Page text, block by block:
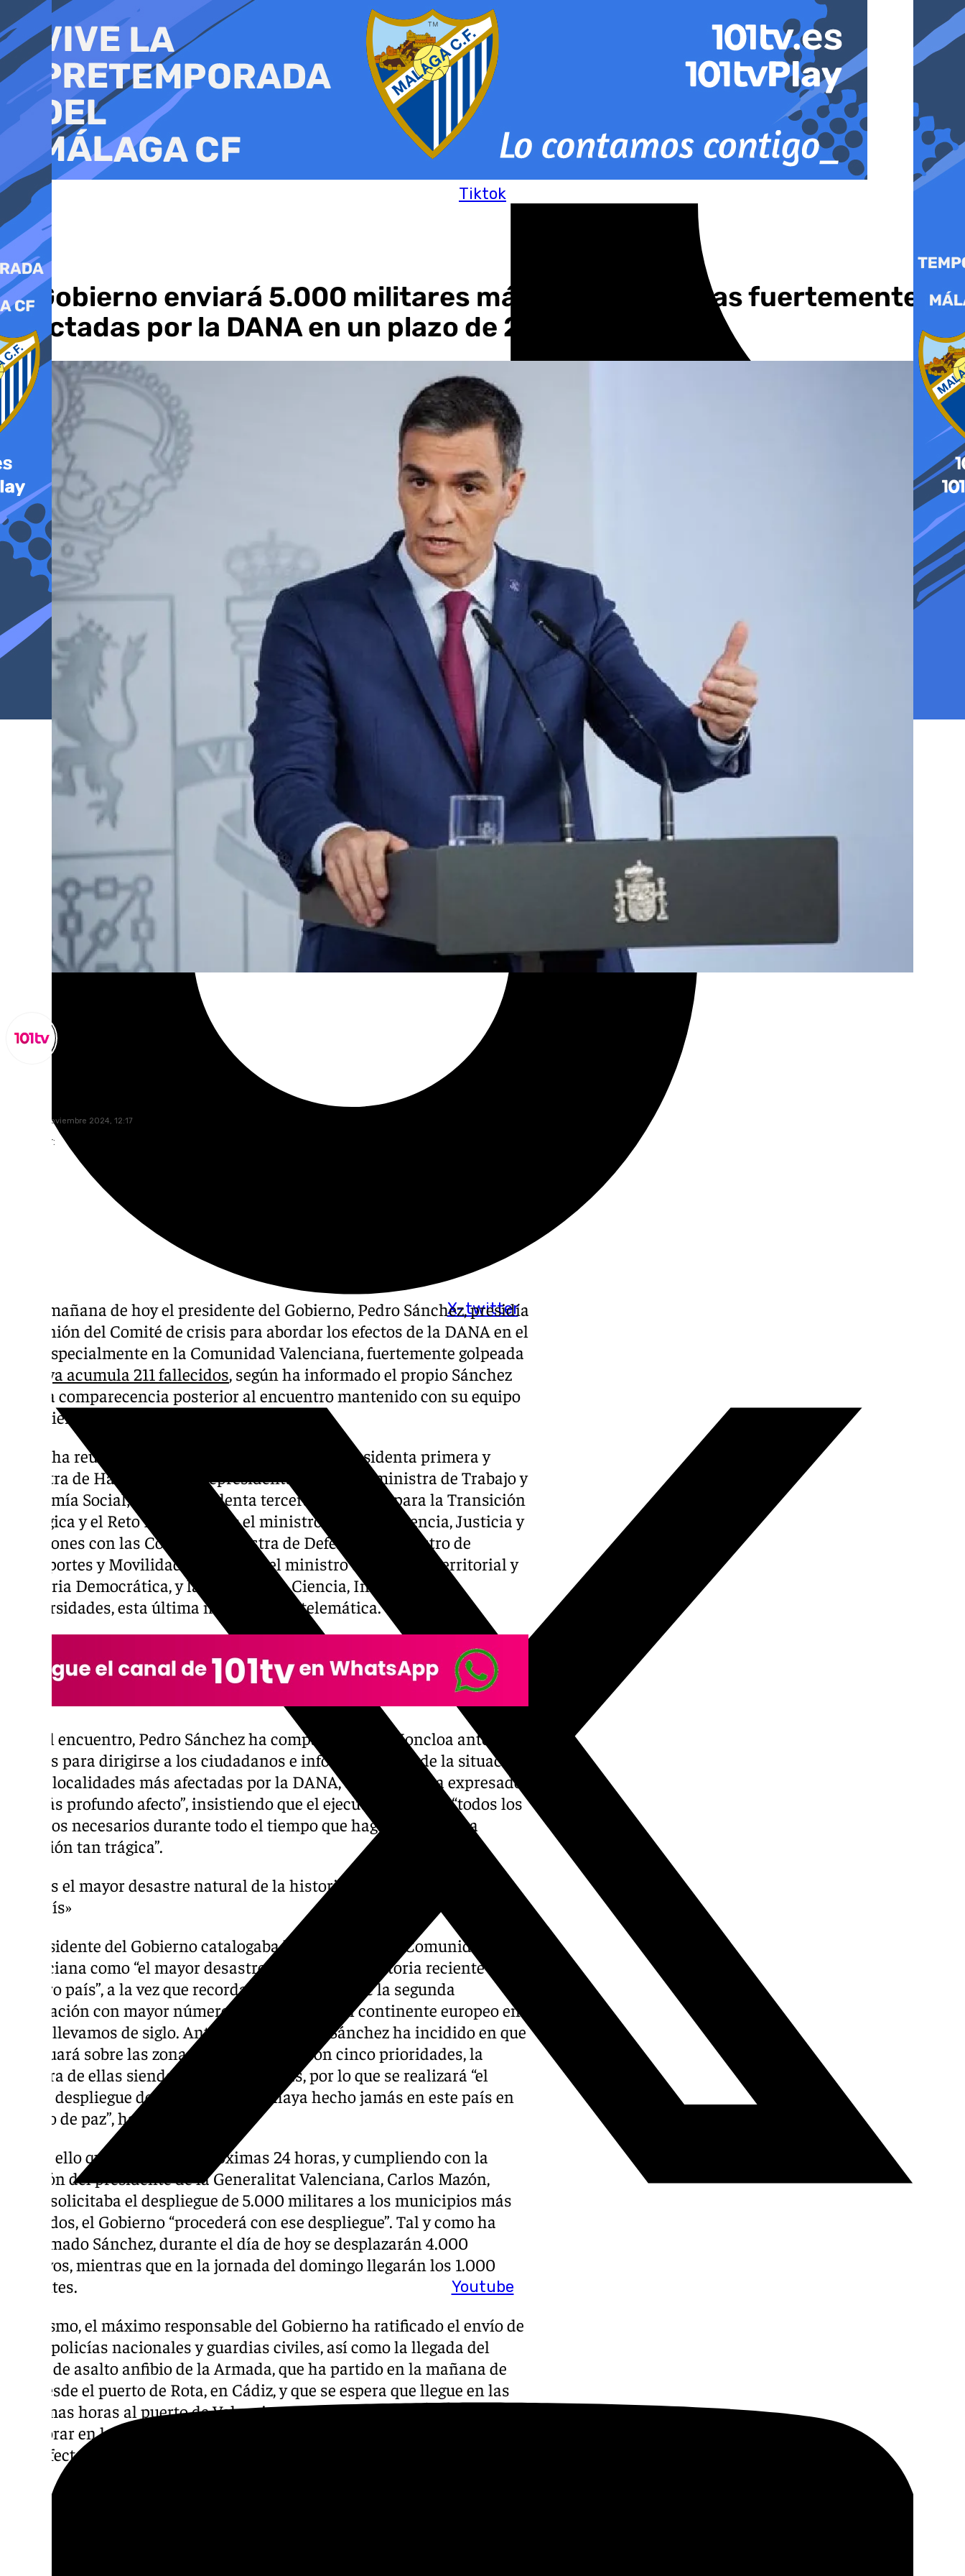
al
contenido
Tiktok
X-twitter
Youtube
El Gobierno enviará 5.000 militares más hasta las zonas fuertemente
afectadas por la DANA en un plazo de 24 horas
sábado, 2 noviembre 2024, 12:17
Compartir:
En la mañana de hoy el presidente del Gobierno, Pedro Sánchez, presidía
la reunión del Comité de crisis para abordar los efectos de la DANA en el
país, especialmente en la Comunidad Valenciana, fuertemente golpeada
ya acumula 211 fallecidos, según ha informado el propio Sánchez
en una comparecencia posterior al encuentro mantenido con su equipo
de gobierno.
En dicha reunión han estado presentes la vicepresidenta primera y
ministra de Hacienda; la vicepresidenta segunda y ministra de Trabajo y
Economía Social; la vicepresidenta tercera y ministra para la Transición
Ecológica y el Reto Demográfico; el ministro de la Presidencia, Justicia y
Relaciones con las Cortes; la ministra de Defensa; el ministro de
Transportes y Movilidad Sostenible; el ministro de Política Territorial y
Memoria Democrática, y la ministra de Ciencia, Innovación y
Universidades, esta última mediante vía telemática.
Tras el encuentro, Pedro Sánchez ha comparecido en Moncloa ante los
medios para dirigirse a los ciudadanos e informar acerca de la situación
en las localidades más afectadas por la DANA, a quien les ha expresado
su “más profundo afecto”, insistiendo que el ejecutivo va a dar “todos los
recursos necesarios durante todo el tiempo que haga falta en esta
situación tan trágica”.
«Es el mayor desastre natural de la historia reciente de nuestro
país»
El presidente del Gobierno catalogaba lo ocurrido en la Comunidad
Valenciana como “el mayor desastre natural de la historia reciente de
nuestro país”, a la vez que recordaba que se trata de la segunda
inundación con mayor número de víctimas en el continente europeo en
lo que llevamos de siglo. Ante esta situación, Sánchez ha incidido en que
se actuará sobre las zonas más afectadas con cinco prioridades, la
primera de ellas siendo la de salvar vidas, por lo que se realizará “el
mayor despliegue de efectivos que se haya hecho jamás en este país en
tiempo de paz”, ha asegurado.
Es por ello que durante las próximas 24 horas, y cumpliendo con la
petición del presidente de la Generalitat Valenciana, Carlos Mazón,
quien solicitaba el despliegue de 5.000 militares a los municipios más
afectados, el Gobierno “procederá con ese despliegue”. Tal y como ha
confirmado Sánchez, durante el día de hoy se desplazarán 4.000
efectivos, mientras que en la jornada del domingo llegarán los 1.000
restantes.
Asimismo, el máximo responsable del Gobierno ha ratificado el envío de
5.000 policías nacionales y guardias civiles, así como la llegada del
buque de asalto anfibio de la Armada, que ha partido en la mañana de
hoy desde el puerto de Rota, en Cádiz, y que se espera que llegue en las
próximas horas al puerto de Valencia con equipos y material para
colaborar en las tareas de limpieza y desescombro de las poblaciones
más afectadas por el temporal.
Dignidad a las víctimas